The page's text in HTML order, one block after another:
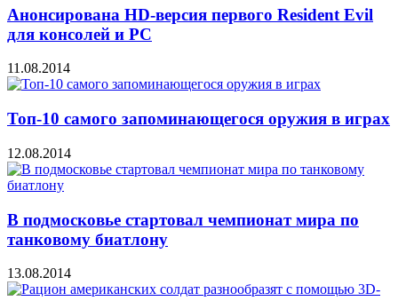
Анонсирована HD-версия первого Resident Evil
для консолей и PC
11.08.2014
Топ-10 самого запоминающегося оружия в играх
12.08.2014
В подмосковье стартовал чемпионат мира по
танковому биатлону
13.08.2014